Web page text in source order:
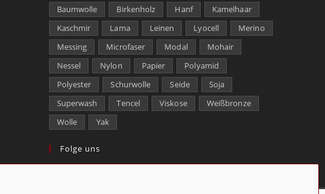
Baumwolle
Birkenholz Hanf
Kamelhaar
Kaschmir
Lama Leinen Lyocell
Merino
Messing
Microfaser Modal
Mohair
Nessel
Nylon Papier
Polyamid
Polyester
Schurwolle Seide
Soja
Superwash
Tencel Viskose
Weißbronze
Wolle
Yak
Folge uns